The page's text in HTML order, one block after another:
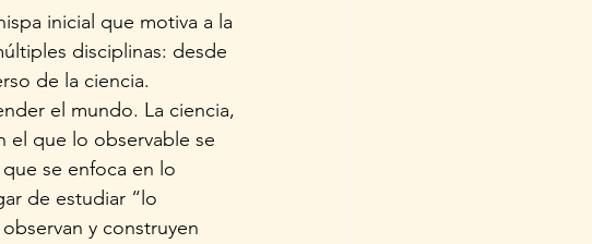
inicial que motiva a la
disciplinas: desde
de la ciencia.
el mundo. La ciencia,
el que lo observable se
se enfoca en lo
de estudiar “lo
y construyen